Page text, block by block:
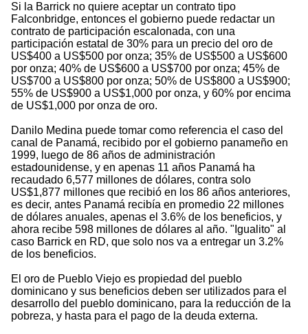
Si la Barrick no quiere aceptar un contrato tipo
Falconbridge, entonces el gobierno puede redactar un
contrato de participación escalonada, con una
participación estatal de 30% para un precio del oro de
US$400 a US$500 por onza; 35% de US$500 a US$600
por onza; 40% de US$600 a US$700 por onza; 45% de
US$700 a US$800 por onza; 50% de US$800 a US$900;
55% de US$900 a US$1,000 por onza, y 60% por encima
de US$1,000 por onza de oro.
Danilo Medina puede tomar como referencia el caso del
canal de Panamá, recibido por el gobierno panameño en
1999, luego de 86 años de administración
estadounidense, y en apenas 11 años Panamá ha
recaudado 6,577 millones de dólares, contra solo
US$1,877 millones que recibió en los 86 años anteriores,
es decir, antes Panamá recibía en promedio 22 millones
de dólares anuales, apenas el 3.6% de los beneficios, y
ahora recibe 598 millones de dólares al año. "Igualito" al
caso Barrick en RD, que solo nos va a entregar un 3.2%
de los beneficios.
El oro de Pueblo Viejo es propiedad del pueblo
dominicano y sus beneficios deben ser utilizados para el
desarrollo del pueblo dominicano, para la reducción de la
pobreza, y hasta para el pago de la deuda externa.